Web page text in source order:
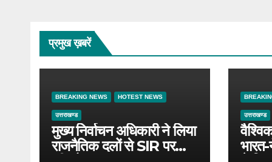
प्रमुख ख़बरें
BREAKING NEWS HOTEST NEWS
उत्तराखण्ड
मुख्य निर्वाचन अधिकारी ने लिया
राजनैतिक दलों से SIR पर
उत्तराखण्ड